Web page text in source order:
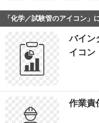
「化学／試験管のアイコン」
バイン
イコン
作業責